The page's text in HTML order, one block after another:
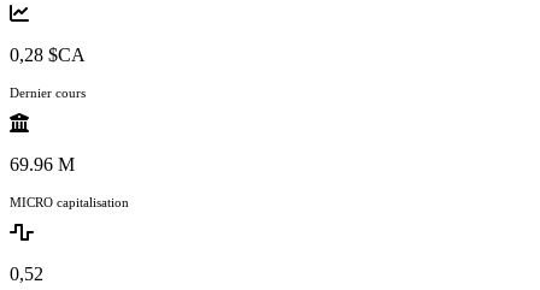
0,28 $CA
Dernier cours
69.96 M
MICRO capitalisation
0,52